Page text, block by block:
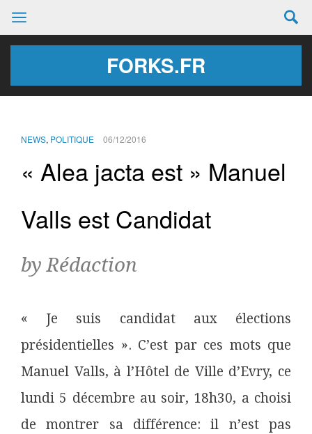
FORKS.FR
NEWS, POLITIQUE 06/12/2016
« Alea jacta est » Manuel
Valls est Candidat
by Rédaction
« Je suis candidat aux élections
présidentielles ». C’est par ces mots que
Manuel Valls, à l’Hôtel de Ville d’Evry, ce
lundi 5 décembre au soir, 18h30, a choisi
de montrer sa différence: il n’est pas